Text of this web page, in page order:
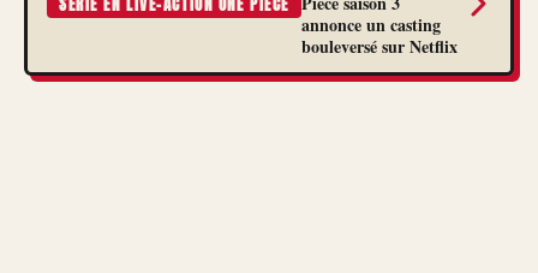
annonce un casting
bouleversé sur Netflix